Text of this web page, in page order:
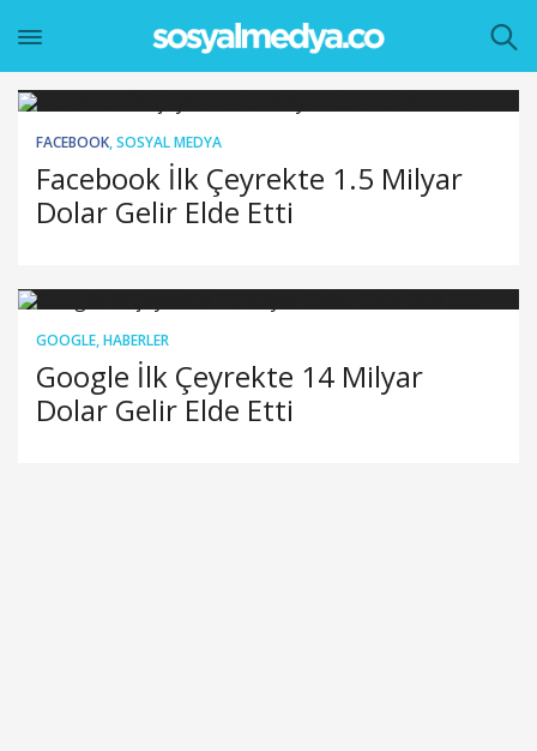
FACEBOOK,SOSYAL MEDYA
Facebook İlk Çeyrekte 1.5 Milyar
Dolar Gelir Elde Etti
GOOGLE,HABERLER
Google İlk Çeyrekte 14 Milyar
Dolar Gelir Elde Etti